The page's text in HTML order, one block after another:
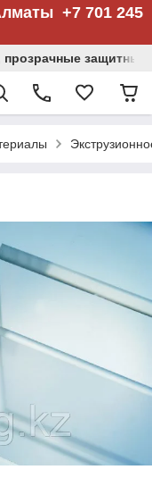
+7 701 245
защитные